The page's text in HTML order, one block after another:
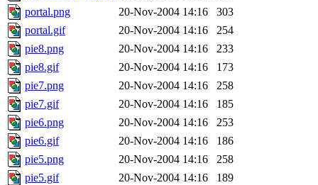
portal.png
20-Nov-2004 14:16
303
portal.gif
20-Nov-2004 14:16
254
pie8.png
20-Nov-2004 14:16
233
pie8.gif
20-Nov-2004 14:16
173
pie7.png
20-Nov-2004 14:16
258
pie7.gif
20-Nov-2004 14:16
185
pie6.png
20-Nov-2004 14:16
253
pie6.gif
20-Nov-2004 14:16
186
pie5.png
20-Nov-2004 14:16
258
pie5.gif
20-Nov-2004 14:16
189